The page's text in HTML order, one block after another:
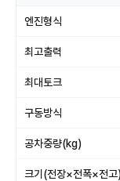
엔진형식
최고출력
최대토크
구동방식
공차중량(kg)
크기(전장×전폭×전